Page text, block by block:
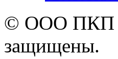
© ООО ПКП
защищены.